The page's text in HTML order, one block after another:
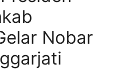
Nobar